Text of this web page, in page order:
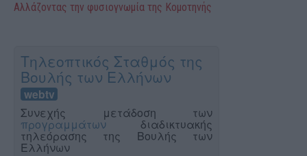
Αλλάζοντας την φυσιογνωμία της Κομοτηνής